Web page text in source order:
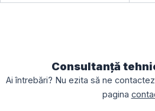
Consultanță
Ai întrebări? Nu ezita să ne
pagina